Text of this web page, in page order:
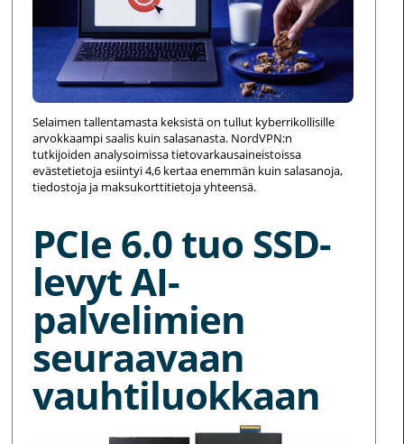
Selaimen tallentamasta keksistä on tullut kyberrikollisille
arvokkaampi saalis kuin salasanasta. NordVPN:n
tutkijoiden analysoimissa tietovarkausaineistoissa
evästetietoja esiintyi 4,6 kertaa enemmän kuin salasanoja,
tiedostoja ja maksukorttitietoja yhteensä.
PCIe 6.0 tuo SSD-
levyt AI-
palvelimien
seuraavaan
vauhtiluokkaan